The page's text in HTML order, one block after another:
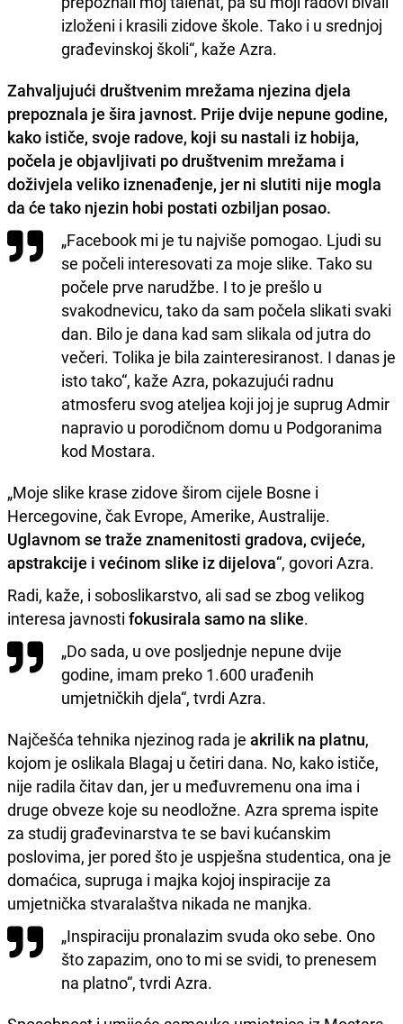
izloženi i krasili zidove škole. Tako i u srednjoj
građevinskoj školi“, kaže Azra.
Zahvaljujući društvenim mrežama njezina djela
prepoznala je šira javnost. Prije dvije nepune godine,
kako ističe, svoje radove, koji su nastali iz hobija,
počela je objavljivati po društvenim mrežama i
doživjela veliko iznenađenje, jer ni slutiti nije mogla
da će tako njezin hobi postati ozbiljan posao.
„Facebook mi je tu najviše pomogao. Ljudi su
se počeli interesovati za moje slike. Tako su
počele prve narudžbe. I to je prešlo u
svakodnevicu, tako da sam počela slikati svaki
dan. Bilo je dana kad sam slikala od jutra do
večeri. Tolika je bila zainteresiranost. I danas je
isto tako“, kaže Azra, pokazujući radnu
atmosferu svog ateljea koji joj je suprug Admir
napravio u porodičnom domu u Podgoranima
kod Mostara.
„Moje slike krase zidove širom cijele Bosne i
Hercegovine, čak Evrope, Amerike, Australije.
Uglavnom se traže znamenitosti gradova, cvijeće,
apstrakcije i većinom slike iz dijelova“, govori Azra.
Radi, kaže, i soboslikarstvo, ali sad se zbog velikog
interesa javnosti fokusirala samo na slike.
„Do sada, u ove posljednje nepune dvije
godine, imam preko 1.600 urađenih
umjetničkih djela“, tvrdi Azra.
Najčešća tehnika njezinog rada je akrilik na platnu,
kojom je oslikala Blagaj u četiri dana. No, kako ističe,
nije radila čitav dan, jer u međuvremenu ona ima i
druge obveze koje su neodložne. Azra sprema ispite
za studij građevinarstva te se bavi kućanskim
poslovima, jer pored što je uspješna studentica, ona je
domaćica, supruga i majka kojoj inspiracije za
umjetnička stvaralaštva nikada ne manjka.
„Inspiraciju pronalazim svuda oko sebe. Ono
što zapazim, ono to mi se svidi, to prenesem
na platno“, tvrdi Azra.